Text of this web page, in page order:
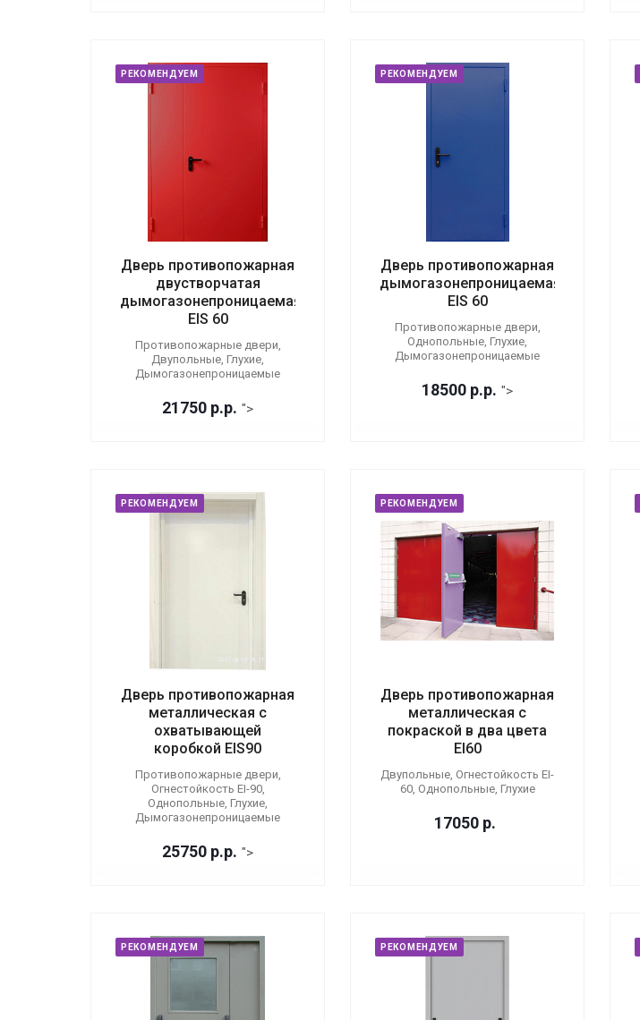
РЕКОМЕНДУЕМ
Дверь противопожарная
двустворчатая
дымогазонепроницаемая
EIS 60
Противопожарные двери,
Двупольные, Глухие,
Дымогазонепроницаемые
21750 р.р. ">
РЕКОМЕНДУЕМ
Дверь противопожарная
дымогазонепроницаемая
EIS 60
Противопожарные двери,
Однопольные, Глухие,
Дымогазонепроницаемые
18500 р.р. ">
РЕКОМЕНДУЕМ
Дверь противопожарная
металлическая с
охватывающей
коробкой EIS90
Противопожарные двери,
Огнестойкость EI-90,
Однопольные, Глухие,
Дымогазонепроницаемые
25750 р.р. ">
РЕКОМЕНДУЕМ
Дверь противопожарная
металлическая с
покраской в два цвета
EI60
Двупольные, Огнестойкость EI-
60, Однопольные, Глухие
17050 р.
РЕКОМЕНДУЕМ РЕКОМЕНДУЕМ